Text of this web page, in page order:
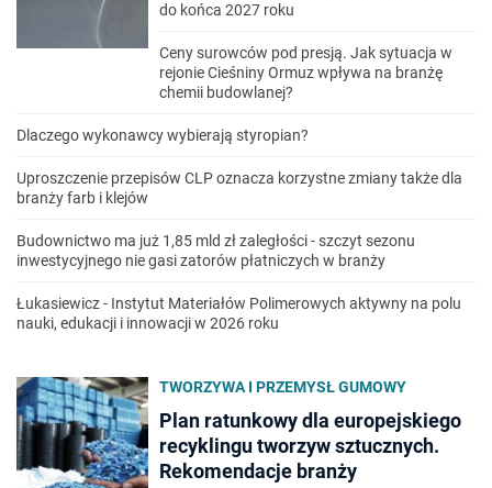
do końca 2027 roku
Ceny surowców pod presją. Jak sytuacja w
rejonie Cieśniny Ormuz wpływa na branżę
chemii budowlanej?
Dlaczego wykonawcy wybierają styropian?
Uproszczenie przepisów CLP oznacza korzystne zmiany także dla
branży farb i klejów
Budownictwo ma już 1,85 mld zł zaległości - szczyt sezonu
inwestycyjnego nie gasi zatorów płatniczych w branży
Łukasiewicz - Instytut Materiałów Polimerowych aktywny na polu
nauki, edukacji i innowacji w 2026 roku
TWORZYWA I PRZEMYSŁ GUMOWY
Plan ratunkowy dla europejskiego
recyklingu tworzyw sztucznych.
Rekomendacje branży